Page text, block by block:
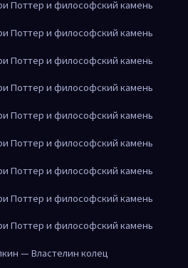
Поттер и философский камень
Поттер и философский камень
Поттер и философский камень
Поттер и философский камень
Поттер и философский камень
Поттер и философский камень
Поттер и философский камень
Поттер и философский камень
Поттер и философский камень
— Властелин колец